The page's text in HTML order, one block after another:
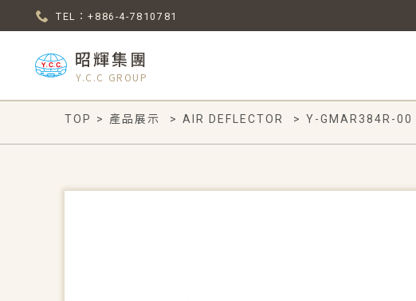
TEL：+886-4-7810781
昭輝集團
Y.C.C GROUP
TOP > 產品展示 > AIR DEFLECTOR > Y-GMAR384R-00